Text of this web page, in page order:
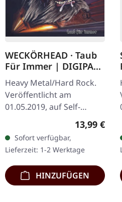
WECKÖRHEAD · Taub
Für Immer | DIGIPAK
CD
Heavy Metal/Hard Rock.
Veröffentlicht am
01.05.2019, auf Self-
Released. CD im DigiPak
mit Booklet. Was für eine
wilde Fahrt das ist!
Weckörhad…
Regulärer
13,99 €
Sofort verfügbar,
Lieferzeit: 1-2 Werktage
HINZUFÜGEN